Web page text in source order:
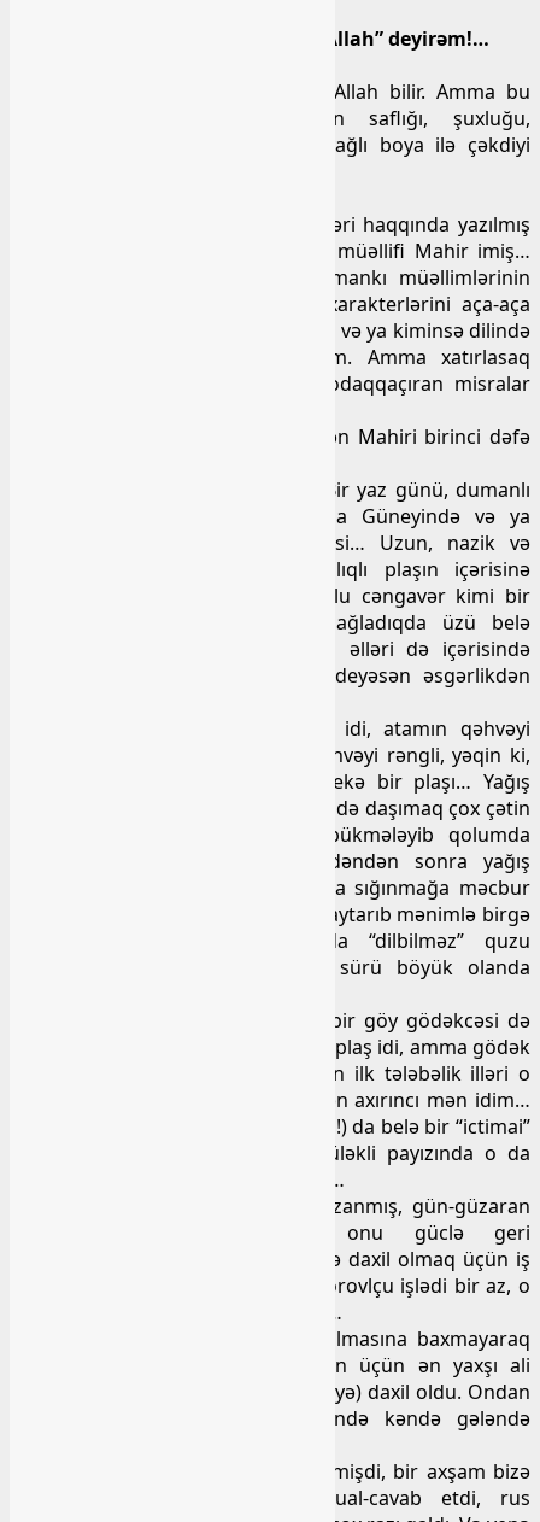
Heç nə, atam asqırır, mən də “Ya Allah” deyirəm!…
Bu gülməcə nə qədər doğrudur, Allah bilir. Amma bu
rəvayətdən Mahirin xarakterinin saflığı, şuxluğu,
yumoristliyi mahir bir rəssamın yağlı boya ilə çəkdiyi
Başlıbel kənd məktəbinin müəllimləri haqqında yazılmış
yumoristik şeirin, poetik şarjın da müəllifi Mahir imiş…
Həmin şeirdə məktəbimizin o zamankı müəllimlərinin
hamısının adı sevə-sevə, onların xarakterlərini aça-aça
təsvir edilmişdi. Bu şeir yazılı olaraq və ya kiminsə dilində
bütünlüklə əzbər varmı? Bilmirəm. Amma xatırlasaq
çoxumuzun yadına bu şeirdən dodaqqaçıran misralar
Hərdən xatırlamağa çalışıram… Mən Mahiri birinci dəfə
Xəyalımda bir mənzərə canlanır… Bir yaz günü, dumanlı
çisginli və yağışlı bir gün… Buğa Güneyində və ya
Armudun Boynunda quzu növbəsi… Uzun, nazik və
yüngül, amma su keçirməz başlıqlı plaşın içərisinə
sığınmış bir doğma insan, dəli-dolu cəngavər kimi bir
oğlan, onun plaşının başlığını bağladıqda üzü belə
görünmürdü, qollarını bağladıqda əlləri də içərisində
gizlənirdi. Çox yaxşı bir plaş idi, deyəsən əsgərlikdən
Mənim də əynimdə bir plaş var idi, atamın qəhvəyi
rəngdə, iç üzü parça, çöl tərəfi qəhvəyi rəngli, yəqin ki,
polietilen materialdan olan çox yekə bir plaşı… Yağış
yağanda o qədər ağırlaşırdı ki, çiyində daşımaq çox çətin
olurdu, ona görə də çətinliklə bükmələyib qolumda
daşıyardım. Mahir bunu hiss edəndən sonra yağış
yağanda məni də öz plaşının altına sığınmağa məcbur
edirdi. Həmin gün o, atamı güclə qaytarıb mənimlə birgə
quzu növbəsinə getmişdi. Yazda “dilbilməz” quzu
növbəsinə getmək asan deyildi, sürü böyük olanda
Plaşdan söz düşmüşkən, Mahirin bir göy gödəkcəsi də
yadıma düşdü. O da demək olar ki, plaş idi, amma gödək
plaş… Biz əmioğlanlarından beşinin ilk tələbəlik illəri o
plaşın içərisində keçmişdi… Deyəsən axırıncı mən idim…
Əmioğlu Yaqubun (Allah şəfa versin!) da belə bir “ictimai”
plaşı vardı, ağ rəngdə. Bakının küləkli payızında o da
çoxumuzun əynimizin bəzəyi olardı…
Mahir əsgərlikdə yaxşı hörmət qazanmış, gün-güzaran
yaratmışımış, deyilənə görə, onu güclə geri
qaytarmışımışlar. Sonra ali məktəbə daxil olmaq üçün iş
stajı toplamaq naminə kolxozda qorovlçu işlədi bir az, o
vaxtdan da maraqlı gülməcələri var…
Orta məktəbdən iki ildən çox ayrılmasına baxmayaraq
qısa zamanda hazırlaşıb, o zaman üçün ən yaxşı ali
məktəb sayılan Tibb İnstituna (AMİ-yə) daxil oldu. Ondan
sonra yalnız qış və yay tətillərində kəndə gələndə
Yadımdadır, qış tətilində kəndə gəlmişdi, bir axşam bizə
gəlib dərslərimlə maraqlandı. Sual-cavab etdi, rus